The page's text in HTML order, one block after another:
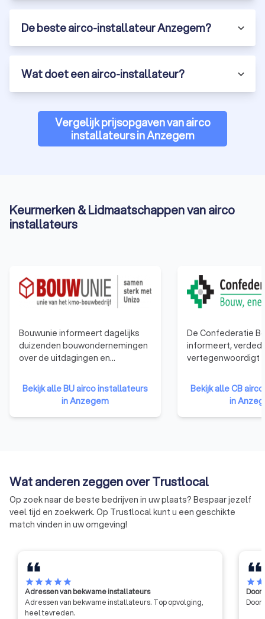
De beste airco-installateur Anzegem?
Wat doet een airco-installateur?
Vergelijk prijsopgaven van airco
installateurs in Anzegem
Keurmerken & Lidmaatschappen van airco
installateurs
Bouwunie informeert dagelijks
duizenden bouwondernemingen
over de uitdagingen en
Bouwunie is er voor alle kmo-
bedrijven en zelfstandige
ondernemers uit de bouwsector.
We behartigen de belangen bij
Bekijk alle BU airco installateurs
in Anzegem
De Confederatie
informeert,
vertegenwoordigt
éénmanszaken
bedrijven. De
vertegenwoordigt
ondernemingen
Bekijk alle CB
in
Wat anderen zeggen over Trustlocal
Op zoek naar de beste bedrijven in uw plaats? Bespaar jezelf
veel tijd en zoekwerk. Op Trustlocal kunt u een geschikte
match vinden in uw omgeving!
starstarstarstarstar
Adressen van bekwame installateurs
Adressen van bekwame installateurs. Top opvolging,
heel tevreden.
starstar
Door
Door